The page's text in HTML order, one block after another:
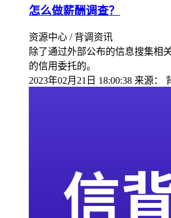
怎么做薪酬调查？
资源中心 / 背调资讯
除了通过外部公布的信息搜集相
的信用委托的。
2023年02月21日 18:00:38 来源：